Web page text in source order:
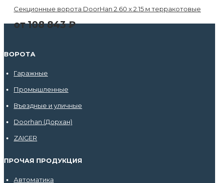
Секционные ворота DoorHan 2.60 х 2.15 м терракотовые
от108 843₽
ВОРОТА
Гаражные
Промышленные
Въездные и уличные
Doorhan (Дорхан)
ZAIGER
ПРОЧАЯ ПРОДУКЦИЯ
Автоматика